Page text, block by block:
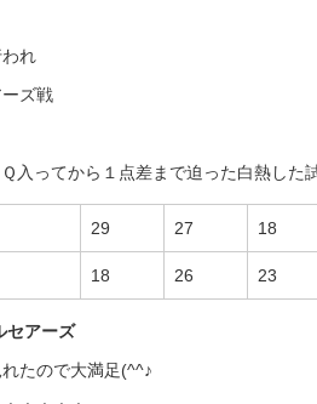
れ
ズ戦
入ってから１点差まで迫った白熱した
29 27 18
18 26 23
セアーズ
たので大満足(^^♪